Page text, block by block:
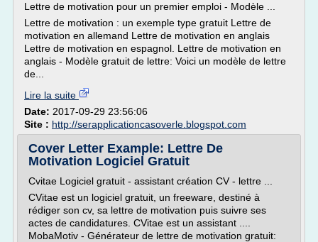
Lettre de motivation pour un premier emploi - Modèle ...
Lettre de motivation : un exemple type gratuit Lettre de
motivation en allemand Lettre de motivation en anglais
Lettre de motivation en espagnol. Lettre de motivation en
anglais - Modèle gratuit de lettre: Voici un modèle de lettre
de...
Lire la suite
Date: 2017-09-29 23:56:06
Site : http://serapplicationcasoverle.blogspot.com
Cover Letter Example: Lettre De
Motivation Logiciel Gratuit
Cvitae Logiciel gratuit - assistant création CV - lettre ...
CVitae est un logiciel gratuit, un freeware, destiné à
rédiger son cv, sa lettre de motivation puis suivre ses
actes de candidatures. CVitae est un assistant ....
MobaMotiv - Générateur de lettre de motivation gratuit: